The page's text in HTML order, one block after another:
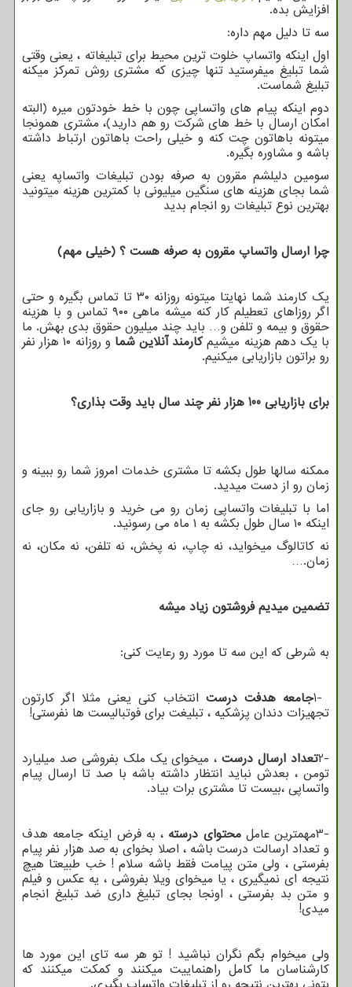
افزایش بده.
سه تا دلیل مهم داره:
اول اینکه واتساپ خلوت ترین محیط برای تبلیغاته ، یعنی وقتی
شما تبلیغ میفرستید تنها چیزی که مشتری روش تمرکز میکنه
تبلیغ شماست.
دوم اینکه پیام های واتساپی چون با خط خودتون میره (البته
امکان ارسال با خط های شرکت رو هم دارید)، مشتری همونجا
میتونه باهاتون چت کنه و خیلی راحت باهاتون ارتباط داشته
باشه و مشاوره بگیره.
سومین دلیلشم مقرون به صرفه بودن تبلیغات واتساپه یعنی
شما بجای هزینه های سنگین میلیونی با کمترین هزینه میتونید
بهترین نوع تبلیغات رو انجام بدید
چرا ارسال واتساپ مقرون به صرفه هست ؟ (خیلی مهم)
یک کارمند شما نهایتا میتونه روزانه ۳۰ تا تماس بگیره و حتی
اگر روزاهای تعطیلم کار کنه میشه ماهی ۹۰۰ تماس و با هزینه
حقوق و بیمه و تلفن و… باید چند میلیون حقوق بدی بهش. ما
با یک دهم هزینه میشیمکارمند آنلاین شما و روزانه ۱۰ هزار نفر
رو براتون بازاریابی میکنیم.
برای بازاریابی 100 هزار نفر چند سال باید وقت بذاری؟
ممکنه سالها طول بکشه تا مشتری خدمات امروز شما رو ببینه و
زمان رو از دست میدید.
اما با تبلیغات واتساپی زمان رو می خرید و بازاریابی رو جای
اینکه ۱۰ سال طول بکشه به ۱ ماه می رسونید.
نه کاتالوگ میخواید، نه چاپ، نه پخش، نه تلفن، نه مکان، نه
زمان….
تضمین میدیم فروشتون زیاد میشه
به شرطی که این سه تا مورد رو رعایت کنی:
1-جامعه هدفت درست انتخاب کنی یعنی مثلا اگر کارتون
تجهیزات دندان پزشکیه ، تبلیغت برای فوتبالیست ها نفرستی!
2-تعداد ارسال درست، میخوای یک ملک بفروشی صد میلیارد
تومن ، بعدش نباید انتظار داشته باشه با صد تا ارسال پیام
واتساپی ،بیست تا مشتری برات بیاد.
3-مهمترین عاملمحتوای درسته ، به فرض اینکه جامعه هدف
و تعداد ارسالت درست باشه ، اصلا بخوای به صد هزار نفر پیام
بفرستی ، ولی متن پیامت فقط باشه سلام ! خب طبیعتا هیچ
نتیجه ای نمیگیری ، یا میخوای ویلا بفروشی ، یه عکس و فیلم
و متن بد بفرستی ، اونجا بجای تبلیغ داری ضد تبلیغ انجام
میدی!
ولی میخوام بگم نگران نباشید ! تو هر سه تای این مورد ها
کارشناسان ما کامل راهنماییت میکنند و کمکت میکنند که